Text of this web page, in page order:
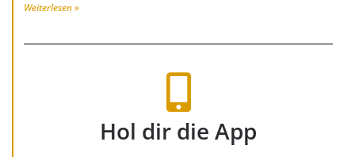
Weiterlesen »
Hol dir die App